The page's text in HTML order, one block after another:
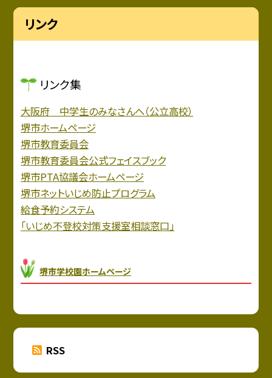
リンク
リンク集
大阪府 中学生のみなさんへ（公立高校）
堺市ホームページ
堺市教育委員会
堺市教育委員会公式フェイスブック
堺市PTA協議会ホームページ
堺市ネットいじめ防止プログラム
給食予約システム
「いじめ不登校対策支援室相談窓口」
堺市学校園ホームページ
RSS